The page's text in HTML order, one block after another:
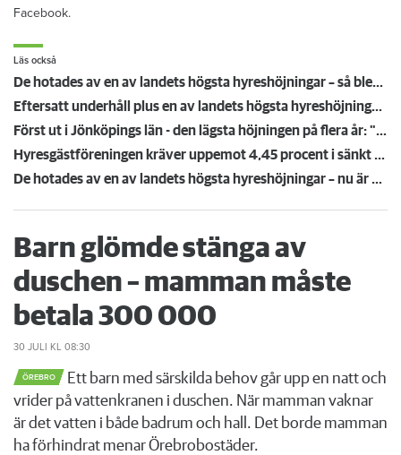
Facebook.
Läs också
De hotades av en av landets högsta hyreshöjningar – så blev det
Eftersatt underhåll plus en av landets högsta hyreshöjningar – hyresgäster får ta smällen för miljonförlusterna
Först ut i Jönköpings län - den lägsta höjningen på flera år: "Vi är på väg neråt nu"
Hyresgästföreningen kräver uppemot 4,45 procent i sänkt hyra: "Gränsen är nådd"
De hotades av en av landets högsta hyreshöjningar – nu är hyrorna klara
Barn glömde stänga av
duschen – mamman måste
betala 300 000
30 JULI KL 08:30
ÖREBRO
Ett barn med särskilda behov går upp en natt och
vrider på vattenkranen i duschen. När mamman vaknar
är det vatten i både badrum och hall. Det borde mamman
ha förhindrat menar Örebrobostäder.